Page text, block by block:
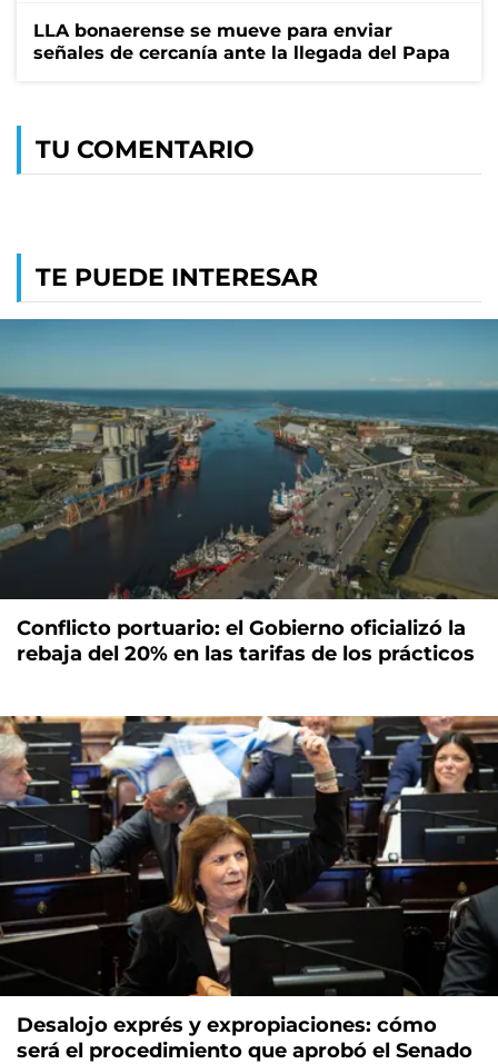
LLA bonaerense se mueve para enviar
señales de cercanía ante la llegada del Papa
TU COMENTARIO
TE PUEDE INTERESAR
Conflicto portuario: el Gobierno oficializó la
rebaja del 20% en las tarifas de los prácticos
Desalojo exprés y expropiaciones: cómo
será el procedimiento que aprobó el Senado